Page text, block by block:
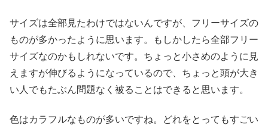
サイズは全部見たわけではないんですが、フリーサイズの
ものが多かったように思います。もしかしたら全部フリー
サイズなのかもしれないです。ちょっと小さめのように見
えますが伸びるようになっているので、ちょっと頭が大き
い人でもたぶん問題なく被ることはできると思います。
色はカラフルなものが多いですね。どれをとってもすごい